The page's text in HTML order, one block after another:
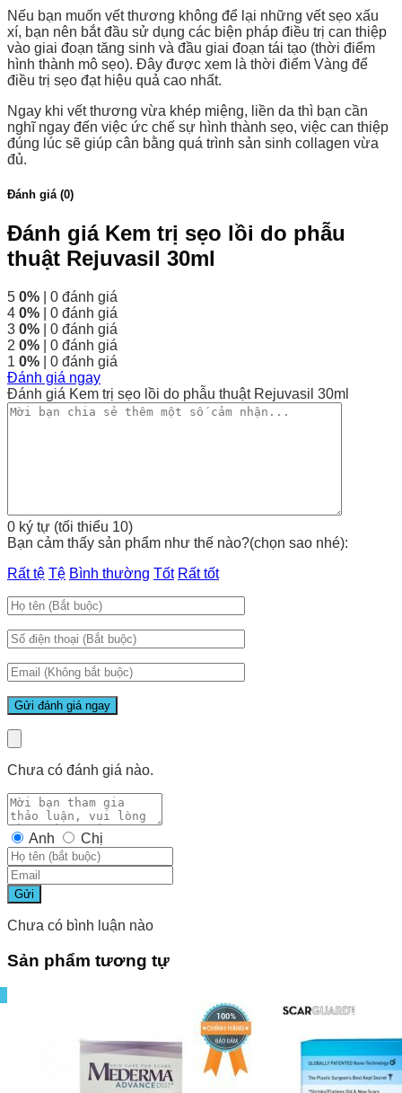
Nếu bạn muốn vết thương không để lại những vết sẹo xấu
xí, bạn nên bắt đầu sử dụng các biện pháp điều trị can thiệp
vào giai đoạn tăng sinh và đầu giai đoạn tái tạo (thời điểm
hình thành mô sẹo). Đây được xem là thời điểm Vàng để
điều trị sẹo đạt hiệu quả cao nhất.
Ngay khi vết thương vừa khép miệng, liền da thì bạn cần
nghĩ ngay đến việc ức chế sự hình thành sẹo, việc can thiệp
đúng lúc sẽ giúp cân bằng quá trình sản sinh collagen vừa
đủ.
Đánh giá (0)
Đánh giá Kem trị sẹo lồi do phẫu
thuật Rejuvasil 30ml
5 0% | 0 đánh giá
4 0% | 0 đánh giá
3 0% | 0 đánh giá
2 0% | 0 đánh giá
1 0% | 0 đánh giá
Đánh giá ngay
Đánh giá Kem trị sẹo lồi do phẫu thuật Rejuvasil 30ml
0 ký tự (tối thiểu 10)
Bạn cảm thấy sản phẩm như thế nào?(chọn sao nhé):
Rất tệ Tệ Bình thường Tốt Rất tốt
Chưa có đánh giá nào.
Anh Chị
Gửi
Chưa có bình luận nào
Sản phẩm tương tự